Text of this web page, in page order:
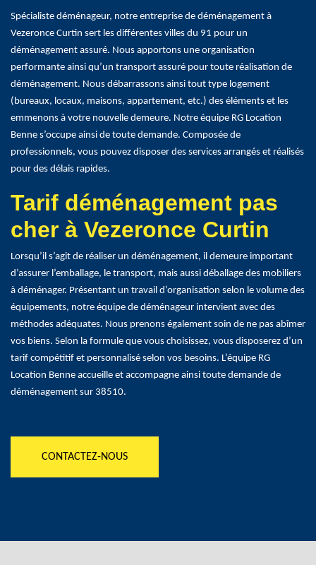
Spécialiste déménageur, notre entreprise de déménagement à
Vezeronce Curtin sert les différentes villes du 91 pour un
déménagement assuré. Nous apportons une organisation
performante ainsi qu’un transport assuré pour toute réalisation de
déménagement. Nous débarrassons ainsi tout type logement
(bureaux, locaux, maisons, appartement, etc.) des éléments et les
emmenons à votre nouvelle demeure. Notre équipe RG Location
Benne s’occupe ainsi de toute demande. Composée de
professionnels, vous pouvez disposer des services arrangés et réalisés
pour des délais rapides.
Tarif déménagement pas
cher à Vezeronce Curtin
Lorsqu’il s’agit de réaliser un déménagement, il demeure important
d’assurer l’emballage, le transport, mais aussi déballage des mobiliers
à déménager. Présentant un travail d’organisation selon le volume des
équipements, notre équipe de déménageur intervient avec des
méthodes adéquates. Nous prenons également soin de ne pas abîmer
vos biens. Selon la formule que vous choisissez, vous disposerez d’un
tarif compétitif et personnalisé selon vos besoins. L’équipe RG
Location Benne accueille et accompagne ainsi toute demande de
déménagement sur 38510.
CONTACTEZ-NOUS